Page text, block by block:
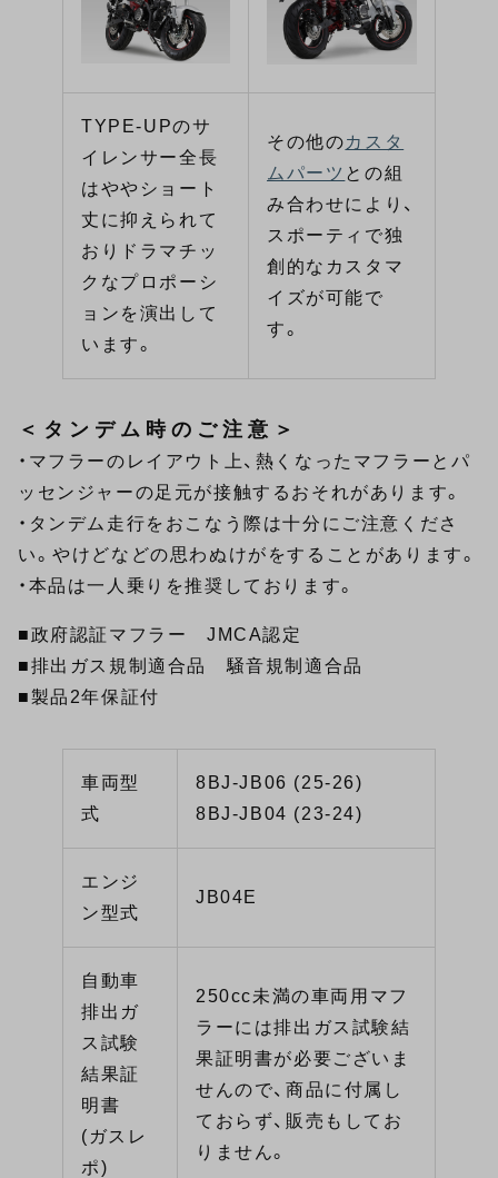
TYPE-UPのサ
イレンサー全長
はややショート
丈に抑えられて
おりドラマチッ
クなプロポーシ
ョンを演出して
います。
その他のカスタ
ムパーツ との組
み合わせにより、
スポーティで独
創的なカスタマ
イズが可能で
す。
＜タンデム時のご注意＞
・マフラーのレイアウト上、熱くなったマフラーとパ
ッセンジャーの足元が接触するおそれがあります。
・タンデム走行をおこなう際は十分にご注意くださ
い。やけどなどの思わぬけがをすることがあります。
・本品は一人乗りを推奨しております。
■政府認証マフラー JMCA認定
■排出ガス規制適合品 騒音規制適合品
■製品2年保証付
車両型
式
8BJ-JB06 (25-26)
8BJ-JB04 (23-24)
エンジ
ン型式
JB04E
自動車
排出ガ
ス試験
結果証
明書
(ガスレ
ポ)
250cc未満の車両用マフ
ラーには排出ガス試験結
果証明書が必要ございま
せんので、商品に付属し
ておらず、販売もしてお
りません。